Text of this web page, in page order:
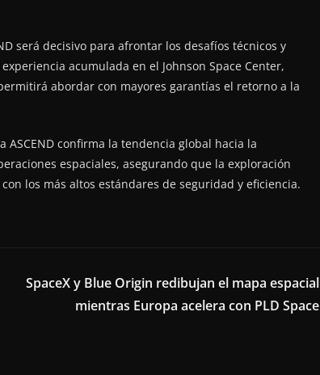
será decisivo para afrontar los desafíos técnicos y
acumulada en el Johnson Space Center,
abordar con mayores garantías el retorno a la
ASCEND confirma la tendencia global hacia la
espaciales, asegurando que la exploración
los más altos estándares de seguridad y eficiencia.
SpaceX y Blue Origin redibujan el mapa espacial
mientras Europa acelera con PLD Space